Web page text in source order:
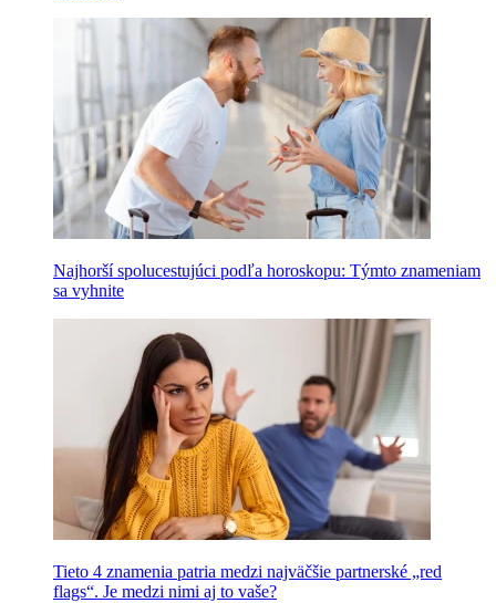
Najhorší spolucestujúci podľa horoskopu: Týmto znameniam
sa vyhnite
Tieto 4 znamenia patria medzi najväčšie partnerské „red
flags“. Je medzi nimi aj to vaše?